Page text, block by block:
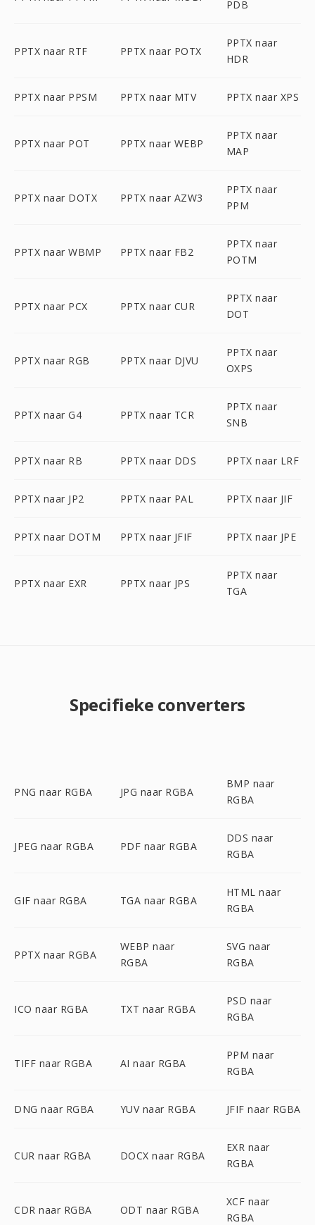
PDB
PPTX naar RTF PPTX naar POTX
PPTX naar
HDR
PPTX naar PPSM PPTX naar MTV PPTX naar XPS
PPTX naar POT PPTX naar WEBP
PPTX naar
MAP
PPTX naar DOTX PPTX naar AZW3
PPTX naar
PPM
PPTX naar WBMP PPTX naar FB2
PPTX naar
POTM
PPTX naar PCX PPTX naar CUR
PPTX naar
DOT
PPTX naar RGB PPTX naar DJVU
PPTX naar
OXPS
PPTX naar G4 PPTX naar TCR
PPTX naar
SNB
PPTX naar RB PPTX naar DDS PPTX naar LRF
PPTX naar JP2 PPTX naar PAL PPTX naar JIF
PPTX naar DOTM PPTX naar JFIF PPTX naar JPE
PPTX naar EXR PPTX naar JPS
PPTX naar
TGA
Specifieke converters
PNG naar RGBA JPG naar RGBA
BMP naar
RGBA
JPEG naar RGBA PDF naar RGBA
DDS naar
RGBA
GIF naar RGBA TGA naar RGBA
HTML naar
RGBA
PPTX naar RGBA
WEBP naar
RGBA
SVG naar
RGBA
ICO naar RGBA TXT naar RGBA
PSD naar
RGBA
TIFF naar RGBA AI naar RGBA
PPM naar
RGBA
DNG naar RGBA YUV naar RGBA JFIF naar RGBA
CUR naar RGBA DOCX naar RGBA
EXR naar
RGBA
CDR naar RGBA ODT naar RGBA
XCF naar
RGBA